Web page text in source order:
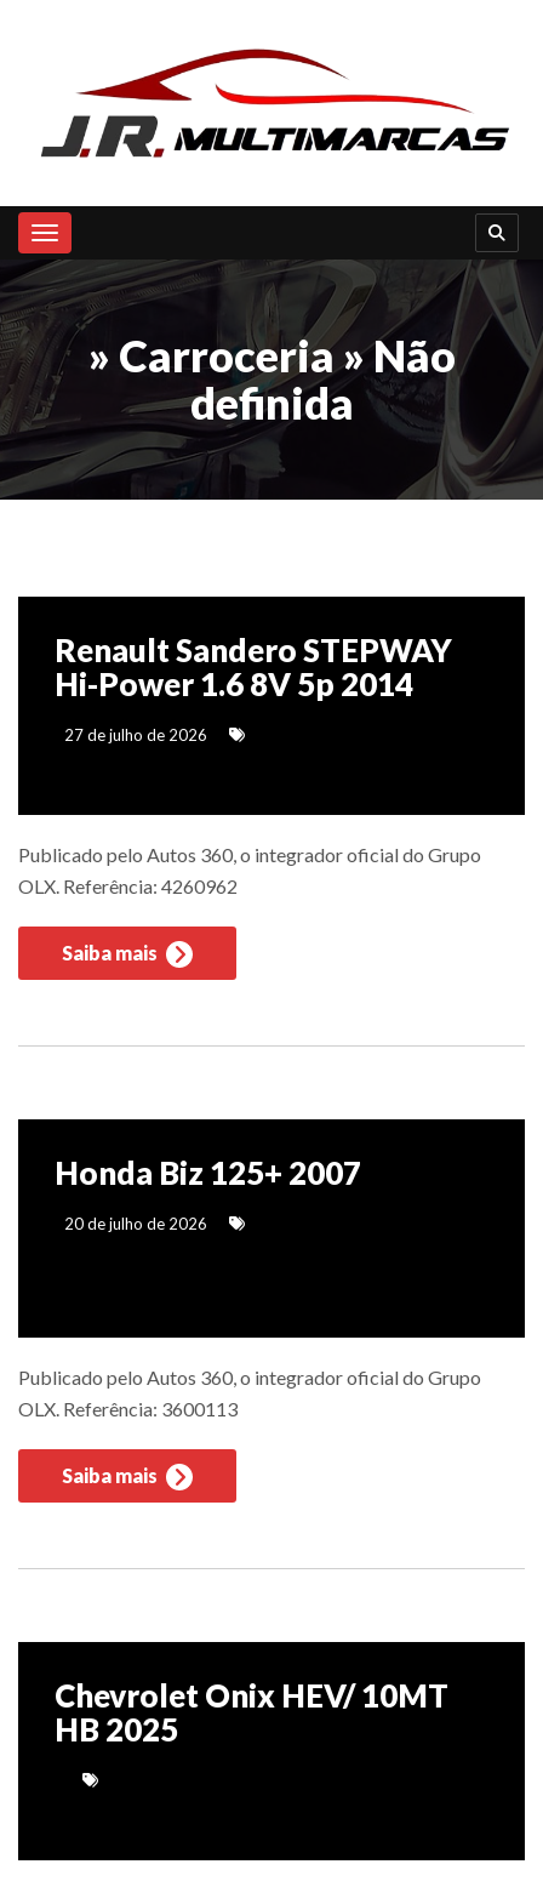
Toggle navigation
» Carroceria » Não
definida
Renault Sandero STEPWAY
Hi-Power 1.6 8V 5p 2014
27 de julho de 2026
Publicado pelo Autos 360, o integrador oficial do Grupo
OLX. Referência: 4260962
Saiba mais
Honda Biz 125+ 2007
20 de julho de 2026
Publicado pelo Autos 360, o integrador oficial do Grupo
OLX. Referência: 3600113
Saiba mais
Chevrolet Onix HEV/ 10MT
HB 2025